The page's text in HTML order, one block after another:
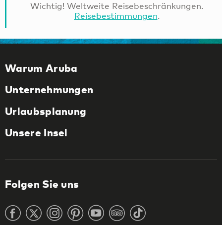
Wichtig! Weltweite Reisebeschränkungen.
Reisebestimmungen.
Warum Aruba
Unternehmungen
Urlaubsplanung
Unsere Insel
Folgen Sie uns